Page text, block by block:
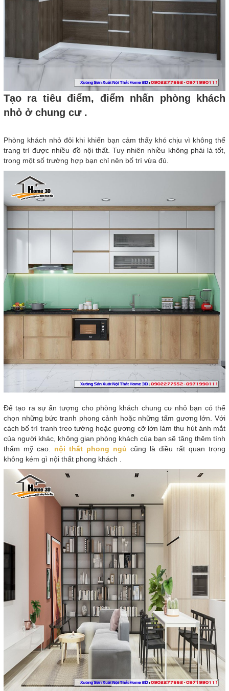
Tạo ra tiêu điểm, điểm nhấn phòng khách
nhỏ ở chung cư .
Phòng khách nhỏ đôi khi khiến bạn cảm thấy khó chịu vì không thể
trang trí được nhiều đồ nội thất. Tuy nhiên nhiều không phải là tốt,
trong một số trường hợp bạn chỉ nên bố trí vừa đủ.
Để tạo ra sự ấn tượng cho phòng khách chung cư nhỏ bạn có thể
chọn những bức tranh phong cảnh hoặc những tấm gương lớn. Với
cách bố trí tranh treo tường hoặc gương cỡ lớn làm thu hút ánh mắt
của người khác, không gian phòng khách của bạn sẽ tăng thêm tính
thẩm mỹ cao. nội thất phong ngủ cũng là điều rất quan trọng
không kém gì nội thất phong khách .